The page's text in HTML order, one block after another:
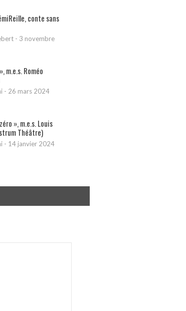
conte sans
- 3 novembre
m.e.s. Roméo
- 26 mars 2024
», m.e.s. Louis
Théâtre)
- 14 janvier 2024